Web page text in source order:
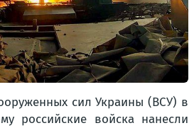
сил Украины (ВСУ) в
российские войска нанесли